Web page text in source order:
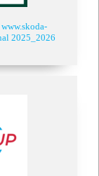
www.skoda-
2025_2026